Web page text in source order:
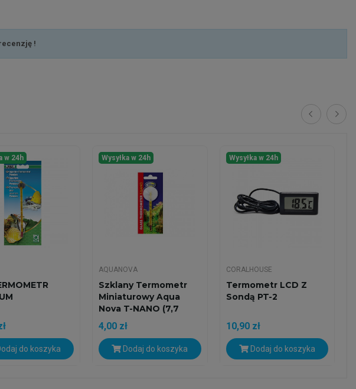
!
w 24h
do koszyka
Wysyłka w 24h
AQUANOVA
Szklany Termometr
Miniaturowy Aqua
Nova T-NANO (7,7
Cm)...
4,00 zł
Dodaj do koszyka
Wysyłka w 24h
CORALHOUSE
Termometr LCD Z
Sondą PT-2
10,90 zł
Dodaj do koszyka